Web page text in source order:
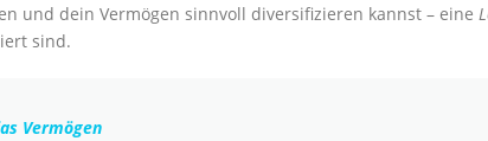
und dein Vermögen sinnvoll diversifizieren kannst – eine
sind.
Vermögen